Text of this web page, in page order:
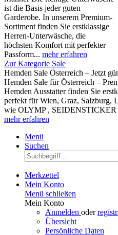
ist die Basis jeder guten
Garderobe. In unserem Premium-
Sortiment finden Sie erstklassige
Herren-Unterwäsche, die
höchsten Komfort mit perfekter
Passform... mehr erfahren
Zur Kategorie Sale
Hemden Sale Österreich – Jetzt
Hemden Sale für Österreich –
Hemden Ausstatter finden Sie
perfekt für Wien, Graz, Salzburg,
wie OLYMP ,
mehr erfahren
Menü
Suchen
Merkzettel
Mein Konto
Menü schließen
Mein Konto
Anmelden oder
Übersicht
Persönliche Daten